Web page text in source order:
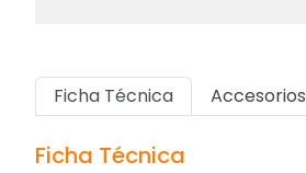
Ficha Técnica Accesorios
Ficha Técnica